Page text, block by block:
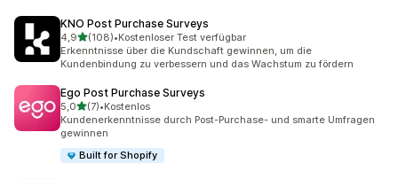
KNO Post Purchase Surveys
4,9von 5 Sternen
(108)
108 Rezensionen insgesamt
•Kostenloser Test verfügbar
Erkenntnisse über die Kundschaft gewinnen, um die
Kundenbindung zu verbessern und das Wachstum zu fördern
Ego Post Purchase Surveys
5,0von 5 Sternen
(7)
7 Rezensionen insgesamt
•Kostenlos
Kundenerkenntnisse durch Post-Purchase- und smarte Umfragen
gewinnen
Built for Shopify